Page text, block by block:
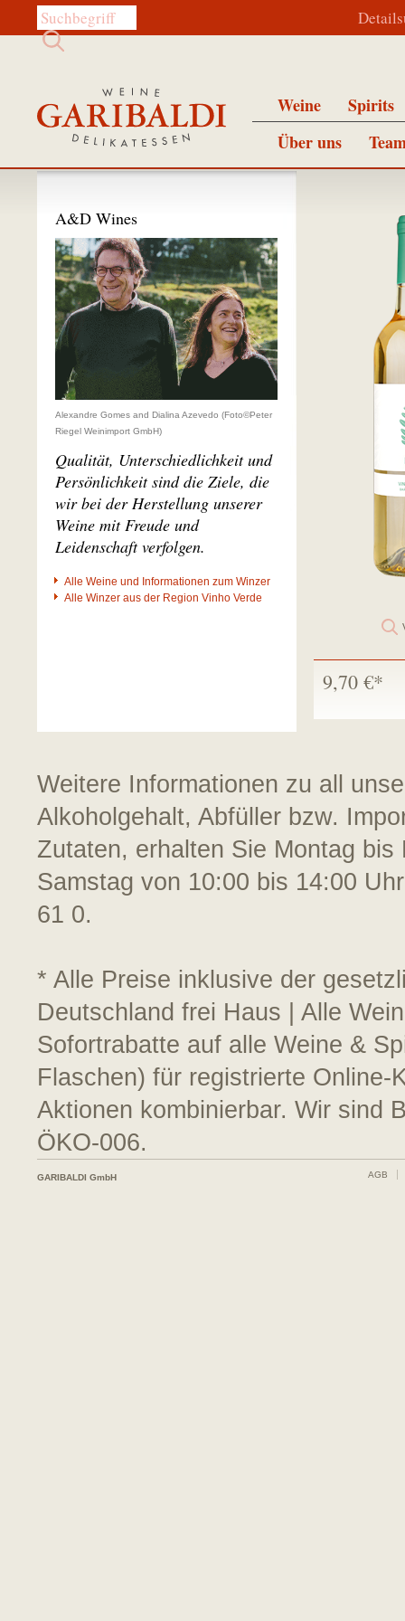
Diese Website durchsuchen:
Weine
Spirits
Über uns
9,70 €*
A&D Wines
Alexandre Gomes and Dialina Azevedo (Foto©Peter
Riegel Weinimport GmbH)
Qualität, Unterschiedlichkeit und
Persönlichkeit sind die Ziele, die
wir bei der Herstellung unserer
Weine mit Freude und
Leidenschaft verfolgen.
Alle Weine und Informationen zum Winzer
Alle Winzer aus der Region Vinho Verde
Weitere Informationen zu all
Alkoholgehalt, Abfüller bzw.
Zutaten, erhalten Sie Montag
Samstag von 10:00 bis 14:00
61 0.
* Alle Preise inklusive der
Deutschland frei Haus | Alle
Sofortrabatte auf alle Weine &
Flaschen) für registrierte
Aktionen kombinierbar. Wir sind
ÖKO-006.
GARIBALDI GmbH AGB